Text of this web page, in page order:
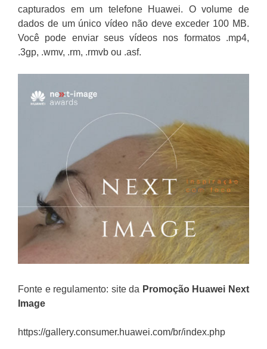
capturados em um telefone Huawei. O volume de
dados de um único vídeo não deve exceder 100 MB.
Você pode enviar seus vídeos nos formatos .mp4,
.3gp, .wmv, .rm, .rmvb ou .asf.
Fonte e regulamento: site da Promoção Huawei Next
Image
https://gallery.consumer.huawei.com/br/index.php